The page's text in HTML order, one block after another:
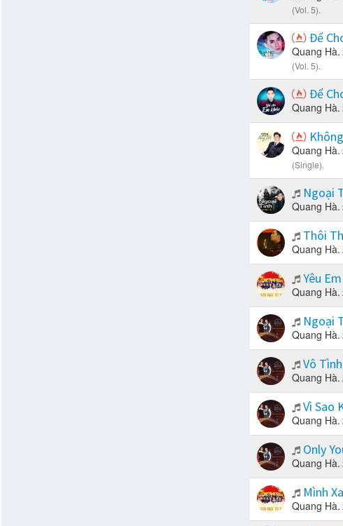
(Vol. 5).
Để
Quang Hà.
(Vol. 5).
Để
Quang Hà.
Quang Hà.
(Single).
Ngoại
Quang Hà.
Thôi
Quang Hà.
Yêu
Quang Hà.
Ngoại
Quang Hà.
Vô Tình
Quang Hà.
Vì Sao
Quang Hà.
Only
Quang Hà.
Mình
Quang Hà.